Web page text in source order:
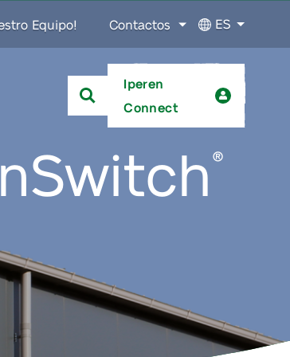
Equipo! Contactos ES
Iperen
Connect
®